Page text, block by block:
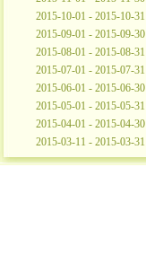
2015-10-01 - 2015-10-31
2015-09-01 - 2015-09-30
2015-08-01 - 2015-08-31
2015-07-01 - 2015-07-31
2015-06-01 - 2015-06-30
2015-05-01 - 2015-05-31
2015-04-01 - 2015-04-30
2015-03-11 - 2015-03-31